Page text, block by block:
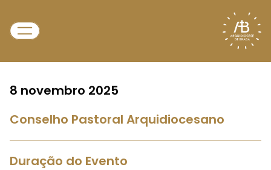
8 novembro 2025
Conselho Pastoral Arquidiocesano
Duração do Evento